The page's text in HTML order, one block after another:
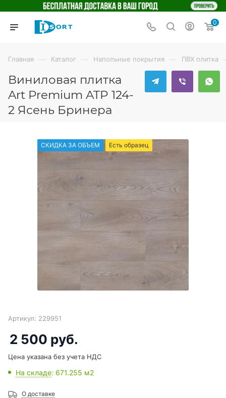
0
Главная — Каталог — Напольные покрытия — ПВХ плитка
Виниловая плитка
Art Premium ATP 124-
2 Ясень Бринера
СКИДКА ЗА ОБЪЕМ Есть образец
Артикул: 229951
2 500 руб.
Цена указана без учета НДС
На складе: 671.255 м2
О доставке